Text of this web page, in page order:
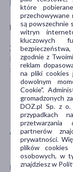
Pokaż wszystkie
Producent
XENICO PHARMA
Białowieska 91
54-234 Wrocław
CECHY
PŁEĆ
które
przechowywane
są powszechnie
witryn
kluczowych
zgodnie z
reklam
na pliki cookies
dowolnym
Cookie".
gromadzonych
DOZ.pl Sp. z
przypadkach
partnerów
prywatności.
plików cookies
osobowych, w
znajdziesz w